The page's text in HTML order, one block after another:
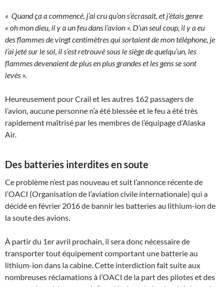
« Quand ça a commencé, j’ai cru qu’on s’écrasait, et j’étais genre
« oh mon dieu, il y a un feu dans l’avion ». D’un seul coup, il y a eu
des flammes de vingt centimètres qui sortaient de mon téléphone, je
l’ai jeté sur le sol, il s’est retrouvé sous le siège de quelqu’un, les
flammes devenaient de plus en plus grandes et les gens se sont
levés ».
Heureusement pour Crail et les autres 162 passagers de
l’avion, aucune personne n’a été blessée et le feu a été très
rapidement maîtrisé par les membres de l’équipage d’Alaska
Air.
Des batteries interdites en soute
Ce problème n’est pas nouveau et suit l’annonce récente de
l’OACI (Organisation de l’aviation civile internationale) qui a
décidé en février 2016 de bannir les batteries au lithium-ion de
la soute des avions.
À partir du 1er avril prochain, il sera donc nécessaire de
transporter tout équipement comportant une batterie au
lithium-ion dans la cabine. Cette interdiction fait suite aux
nombreuses réclamations à l’OACI de la part des pilotes et des